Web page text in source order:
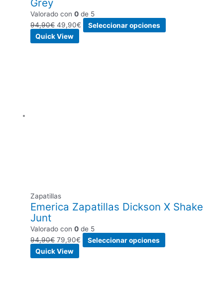
Grey
Valorado con0 de 5
94,90€ 49,90€
Seleccionar opciones
Quick View
Zapatillas
Emerica Zapatillas Dickson X Shake
Junt
Valorado con0 de 5
94,90€ 79,90€
Seleccionar opciones
Quick View